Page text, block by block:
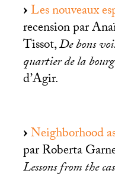
Les nouveaux
recension par
Tissot,De bons
quartier de la
d’Agir.
Neighborhood
par Roberta
Lessons from the